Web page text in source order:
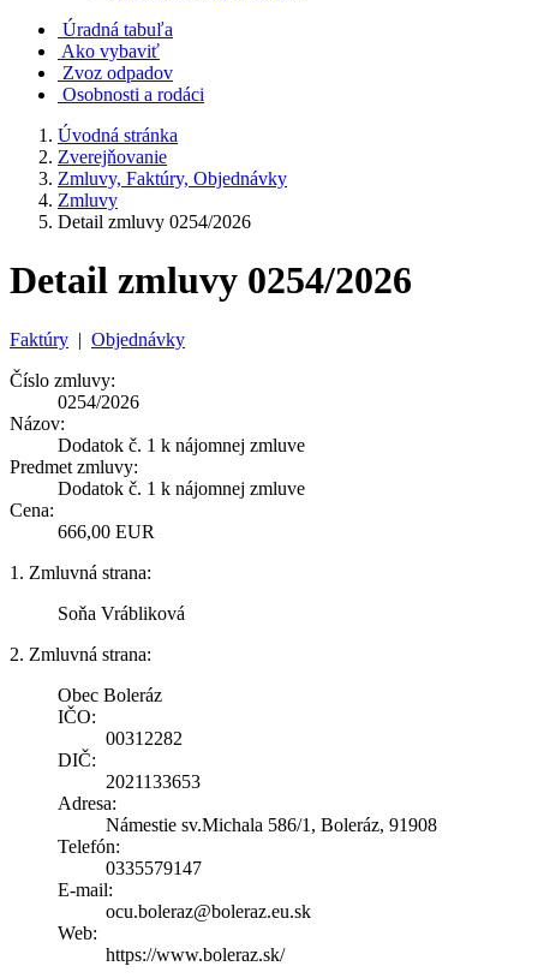
Úradná tabuľa
Ako vybaviť
Zvoz odpadov
Osobnosti a rodáci
Úvodná stránka
Zverejňovanie
Zmluvy, Faktúry, Objednávky
Zmluvy
Detail zmluvy 0254/2026
Detail zmluvy 0254/2026
Faktúry | Objednávky
Číslo zmluvy:
0254/2026
Názov:
Dodatok č. 1 k nájomnej zmluve
Predmet zmluvy:
Dodatok č. 1 k nájomnej zmluve
Cena:
666,00 EUR
1. Zmluvná strana:
Soňa Vrábliková
2. Zmluvná strana:
Obec Boleráz
IČO:
00312282
DIČ:
2021133653
Adresa:
Námestie sv.Michala 586/1, Boleráz, 91908
Telefón:
0335579147
E-mail:
ocu.boleraz@boleraz.eu.sk
Web:
https://www.boleraz.sk/